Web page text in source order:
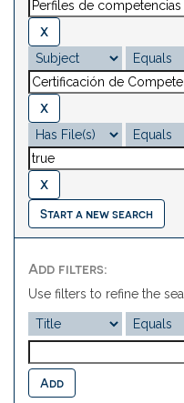
Start a new search
Add filters:
Use filters to refine the